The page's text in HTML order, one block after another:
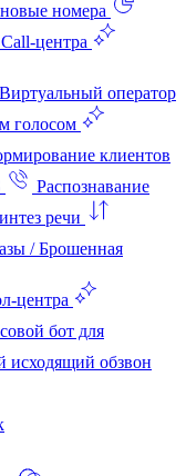
номера
центра
Виртуальный оператор
голосом
клиентов
Распознавание
речи
/ Брошенная
бот для
исходящий обзвон